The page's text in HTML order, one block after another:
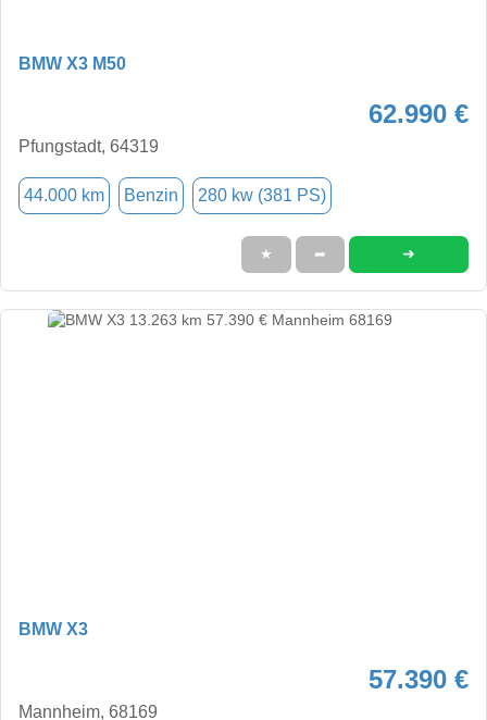
BMW X3 M50
62.990 €
Pfungstadt, 64319
44.000 km Benzin 280 kw (381 PS)
★ ➦ ➜
BMW X3
57.390 €
Mannheim, 68169